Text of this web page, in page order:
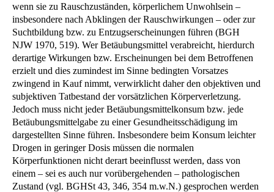
wenn sie zu Rauschzuständen, körperlichem Unwohlsein –
insbesondere nach Abklingen der Rauschwirkungen – oder zur
Suchtbildung bzw. zu Entzugserscheinungen führen (BGH
NJW 1970, 519). Wer Betäubungsmittel verabreicht, hierdurch
derartige Wirkungen bzw. Erscheinungen bei dem Betroffenen
erzielt und dies zumindest im Sinne bedingten Vorsatzes
zwingend in Kauf nimmt, verwirklicht daher den objektiven und
subjektiven Tatbestand der vorsätzlichen Körperverletzung.
Jedoch muss nicht jeder Betäubungsmittelkonsum bzw. jede
Betäubungsmittelgabe zu einer Gesundheitsschädigung im
dargestellten Sinne führen. Insbesondere beim Konsum leichter
Drogen in geringer Dosis müssen die normalen
Körperfunktionen nicht derart beeinflusst werden, dass von
einem – sei es auch nur vorübergehenden – pathologischen
Zustand (vgl. BGHSt 43, 346, 354 m.w.N.) gesprochen werden